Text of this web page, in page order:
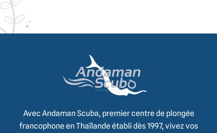
Avec Andaman Scuba, premier centre de plongée
francophone en Thaïlande établi dès 1997, vivez vos